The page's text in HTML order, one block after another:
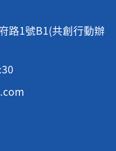
路1號B1(共創行動辦